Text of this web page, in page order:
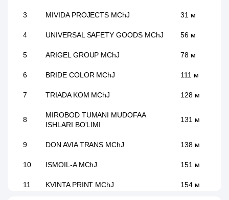
3 MIVIDA PROJECTS MChJ 31 м
4 UNIVERSAL SAFETY GOODS MChJ 56 м
5 ARIGEL GROUP MChJ 78 м
6 BRIDE COLOR MChJ 111 м
7 TRIADA KOM MChJ 128 м
8
MIROBOD TUMANI MUDOFAA
ISHLARI BO'LIMI
131 м
9 DON AVIA TRANS MChJ 138 м
10 ISMOIL-A MChJ 151 м
11 KVINTA PRINT MChJ 154 м